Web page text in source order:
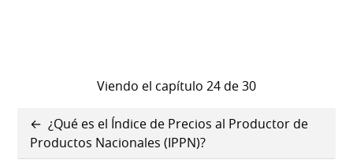
Viendo el capítulo 24 de 30
Enlaces
transversales
¿Qué es el Índice de Precios al Productor de
Productos Nacionales (IPPN)?